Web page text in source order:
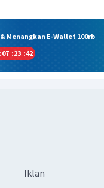
Menangkan E-Wallet 100rb
:07 :23 :41
Iklan